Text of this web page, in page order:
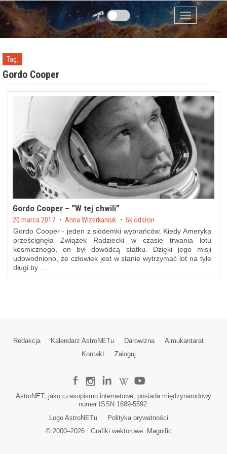
Przejdź do zawartości
Menu
Tag:
Gordo Cooper
Gordo Cooper – “W tej chwili”
Posted on
20 marca 2017 by Anna Wizerkaniuk 5k odsłon
Gordo Cooper - jeden z siódemki wybrańców. Kiedy Ameryka
prześcignęła Związek Radziecki w czasie trwania lotu
kosmicznego, on był dowódcą statku. Dzięki jego misji
udowodniono, że człowiek jest w stanie wytrzymać lot na tyle
długi by …
Redakcja Kalendarz AstroNETu Darowizna
Almukantarat
Kontakt
Zaloguj
AstroNET, jako czasopismo internetowe, posiada międzynarodowy
numer ISSN 1689-5592.
Logo AstroNETu
Polityka prywatności
© 2000–2026Grafiki wektorowe: Magnific